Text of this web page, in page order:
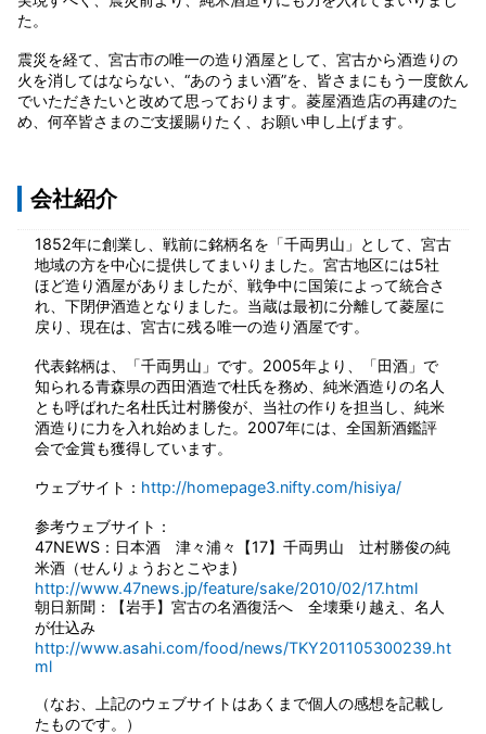
た。
震災を経て、宮古市の唯一の造り酒屋として、宮古から酒造りの
火を消してはならない、“あのうまい酒”を、皆さまにもう一度飲ん
でいただきたいと改めて思っております。菱屋酒造店の再建のた
め、何卒皆さまのご支援賜りたく、お願い申し上げます。
会社紹介
1852年に創業し、戦前に銘柄名を「千両男山」として、宮古
地域の方を中心に提供してまいりました。宮古地区には5社
ほど造り酒屋がありましたが、戦争中に国策によって統合さ
れ、下閉伊酒造となりました。当蔵は最初に分離して菱屋に
戻り、現在は、宮古に残る唯一の造り酒屋です。
代表銘柄は、「千両男山」です。2005年より、「田酒」で
知られる青森県の西田酒造で杜氏を務め、純米酒造りの名人
とも呼ばれた名杜氏辻村勝俊が、当社の作りを担当し、純米
酒造りに力を入れ始めました。2007年には、全国新酒鑑評
会で金賞も獲得しています。
ウェブサイト： http://homepage3.nifty.com/hisiya/
参考ウェブサイト：
47NEWS：日本酒 津々浦々【17】千両男山 辻村勝俊の純
米酒（せんりょうおとこやま)
http://www.47news.jp/feature/sake/2010/02/17.html
朝日新聞：【岩手】宮古の名酒復活へ 全壊乗り越え、名人
が仕込み
http://www.asahi.com/food/news/TKY201105300239.ht
ml
（なお、上記のウェブサイトはあくまで個人の感想を記載し
たものです。）